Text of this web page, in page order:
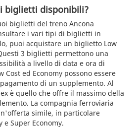
biglietti disponibili?
biglietti del treno Ancona
i vari tipi di biglietti in
puoi acquistare un biglietto Low
3 biglietti permettono una
a livello di data e ora di
Cost ed Economy possono essere
di un supplemento. Al
è quello che offre il massimo della
La compagnia ferroviaria
simile, in particolare
e Super Economy.